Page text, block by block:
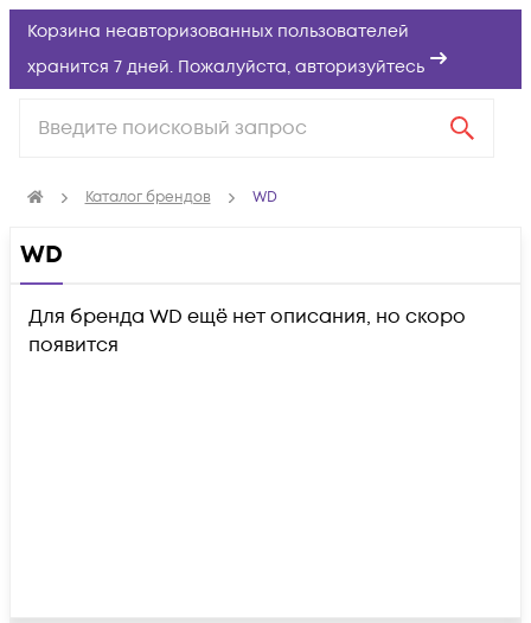
Корзина неавторизованных пользователей
хранится 7 дней. Пожалуйста, авторизуйтесь
Каталог брендов WD
WD
Для бренда WD ещё нет описания, но скоро
появится